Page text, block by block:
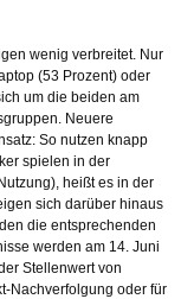
wenig verbreitet. Nur
(53 Prozent) oder
um die beiden am
Neuere
So nutzen knapp
spielen in der
heißt es in der
sich darüber hinaus
die entsprechenden
werden am 14. Juni
Stellenwert von
Nachverfolgung oder für